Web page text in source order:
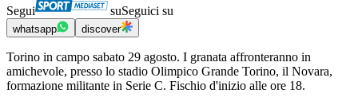
Segui suSeguici su
whatsapp discover
Torino in campo sabato 29 agosto. I granata affronteranno in
amichevole, presso lo stadio Olimpico Grande Torino, il Novara,
formazione militante in Serie C. Fischio d'inizio alle ore 18.